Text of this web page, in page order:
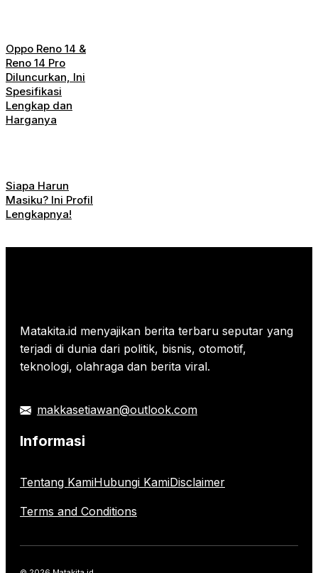
Oppo Reno 14 &
Reno 14 Pro
Diluncurkan, Ini
Spesifikasi
Lengkap dan
Harganya
Siapa Harun
Masiku? Ini Profil
Lengkapnya!
Matakita.id menyajikan berita terbaru seputar yang
terjadi di dunia dari politik, bisnis, otomotif,
teknologi, olahraga dan berita viral.
makkasetiawan@outlook.com
Informasi
Tentang KamiHubungi KamiDisclaimer
Terms and Conditions